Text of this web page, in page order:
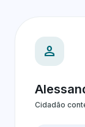
person
Cidadão